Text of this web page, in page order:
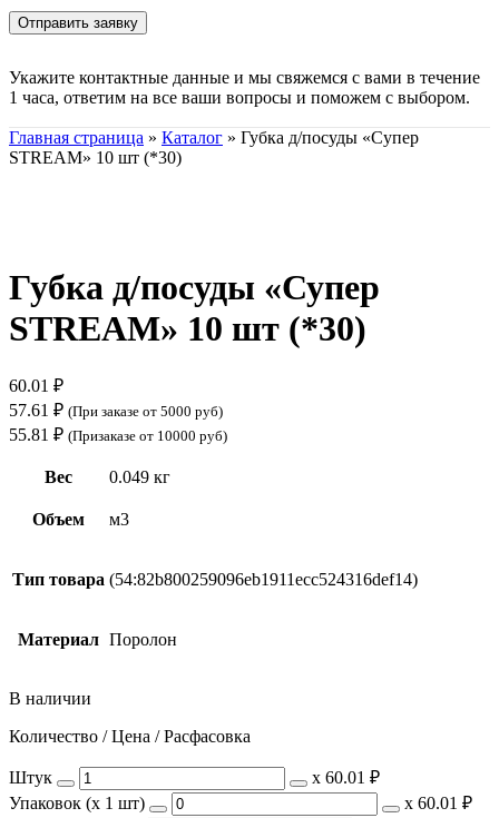
Укажите контактные данные и мы свяжемся с вами в течение
1 часа, ответим на все ваши вопросы и поможем с выбором.
Главная страница » Каталог » Губка д/посуды «Супер
STREAM» 10 шт (*30)
Губка д/посуды «Супер
STREAM» 10 шт (*30)
60.01 ₽
57.61 ₽ (При заказе от 5000 руб)
55.81 ₽ (Призаказе от 10000 руб)
Вес 0.049 кг
Объем м3
Тип товара (54:82b800259096eb1911ecc524316def14)
Материал Поролон
В наличии
Количество / Цена / Расфасовка
Штук х 60.01 ₽
Упаковок (x 1 шт)
х 60.01 ₽